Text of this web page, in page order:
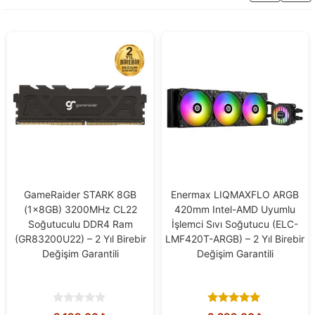
GameRaider STARK 8GB
(1x8GB) 3200MHz CL22
Soğutuculu DDR4 Ram
(GR83200U22) – 2 Yıl Birebir
Değişim Garantili
0
Enermax LIQMAXFLO ARGB
420mm Intel-AMD Uyumlu
İşlemci Sıvı Soğutucu (ELC-
LMF420T-ARGB) – 2 Yıl Birebir
Değişim Garantili
4.90